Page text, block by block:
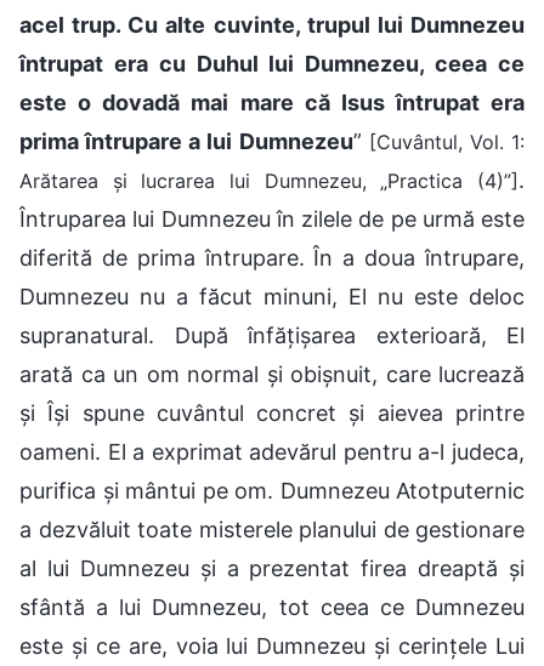
acel trup. Cu alte cuvinte, trupul lui Dumnezeu
întrupat era cu Duhul lui Dumnezeu, ceea ce
este o dovadă mai mare că Isus întrupat era
prima întrupare a lui Dumnezeu” [Cuvântul, Vol. 1:
Arătarea și lucrarea lui Dumnezeu, „Practica (4)”].
Întruparea lui Dumnezeu în zilele de pe urmă este
diferită de prima întrupare. În a doua întrupare,
Dumnezeu nu a făcut minuni, El nu este deloc
supranatural. După înfățișarea exterioară, El
arată ca un om normal și obișnuit, care lucrează
și Își spune cuvântul concret și aievea printre
oameni. El a exprimat adevărul pentru a-l judeca,
purifica și mântui pe om. Dumnezeu Atotputernic
a dezvăluit toate misterele planului de gestionare
al lui Dumnezeu și a prezentat firea dreaptă și
sfântă a lui Dumnezeu, tot ceea ce Dumnezeu
este și ce are, voia lui Dumnezeu și cerințele Lui